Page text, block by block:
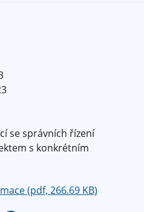
se správních řízení
s konkrétním
(pdf, 266.69 KB)